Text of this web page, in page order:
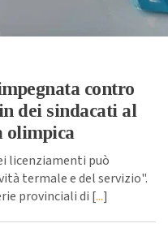
contro
dei sindacati al
olimpica
licenziamenti può
termale e del servizio".
provinciali di [...]